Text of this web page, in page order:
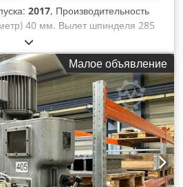
2017, Производительность
40 мм. Вылет шпинделя 285
Частота вращения шпинделя
шпинделя MK4. Диаметр колонны
мощность 1,5/2,2 кВт. Масса
Aixjck Габаритные
мм.
Малое объявление